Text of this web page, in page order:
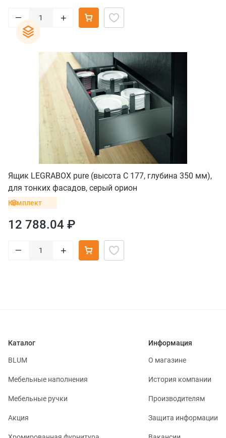
– +
Ящик LEGRABOX pure (высота C 177, глубина 350 мм),
для тонких фасадов, серый орион
Комплект
12 788.04 ₽
– +
Каталог
BLUM
Мебельные наполнения
Мебельные ручки
Акция
Информация
О магазине
История компании
Производителям
Защита информации